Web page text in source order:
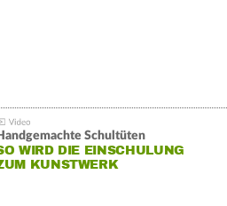
Schultüten
WIRD DIE EINSCHULUNG
KUNSTWERK